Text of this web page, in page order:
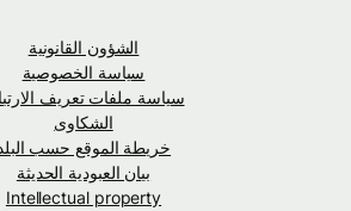
الشؤون القانونية
سياسة الخصوصية
سياسة ملفات تعريف الارتباط
الشكاوى
خريطة الموقع حسب البلد
بيان العبودية الحديثة
Intellectual property